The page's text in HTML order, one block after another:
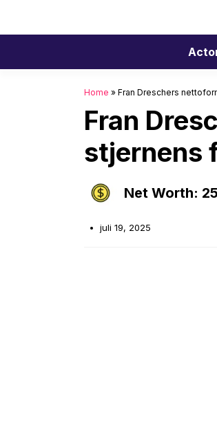
Home » Fran Dreschers
Fran
stjernens
Net Worth:
juli 19, 2025